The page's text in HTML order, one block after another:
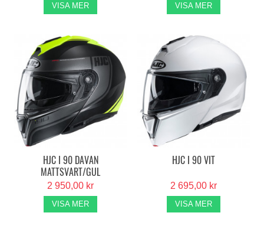
VISA MER VISA MER
HJC I 90 DAVAN
MATTSVART/GUL
2 950,00 kr
VISA MER
HJC I 90 VIT
2 695,00 kr
VISA MER